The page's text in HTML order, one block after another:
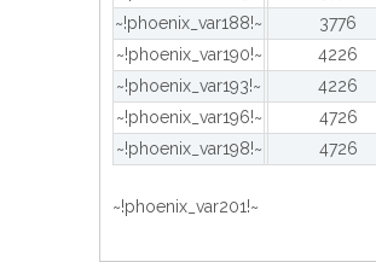
~!phoenix_var188!~
3776
~!phoenix_var190!~
4226
~!phoenix_var193!~
4226
~!phoenix_var196!~
4726
~!phoenix_var198!~
4726
~!phoenix_var201!~